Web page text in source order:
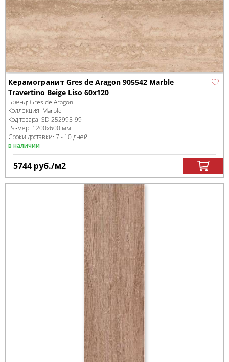
Керамогранит Gres de Aragon 905542 Marble
Travertino Beige Liso 60x120
Бренд: Gres de Aragon
Коллекция: Marble
Код товара: SD-252995-99
Размер: 1200x600 мм
Сроки доставки: 7 - 10 дней
в наличии
5744 руб./м2